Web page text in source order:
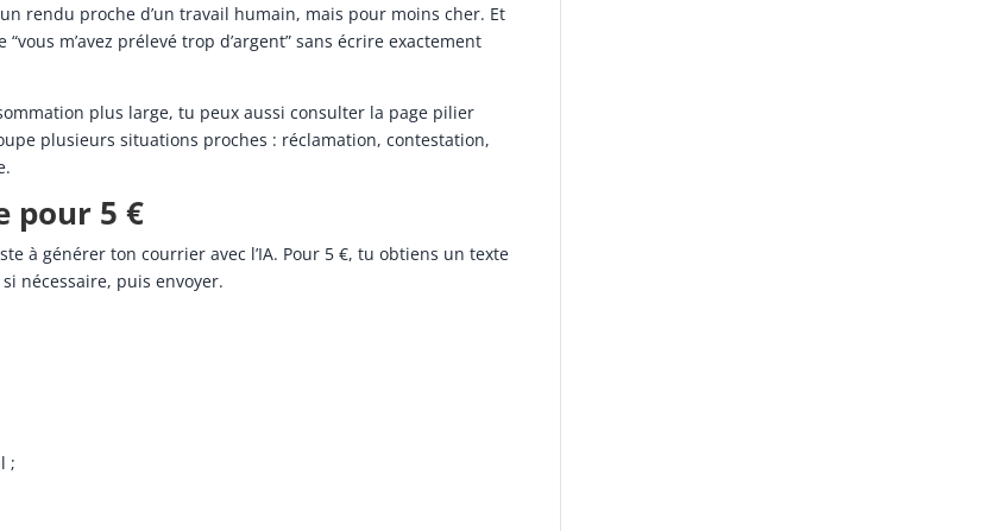
rendu proche d’un travail humain, mais pour moins cher. Et
m’avez prélevé trop d’argent” sans écrire exactement
plus large, tu peux aussi consulter la page pilier
plusieurs situations proches : réclamation, contestation,
pour 5 €
à générer ton courrier avec l’IA. Pour 5 €, tu obtiens un texte
nécessaire, puis envoyer.
;